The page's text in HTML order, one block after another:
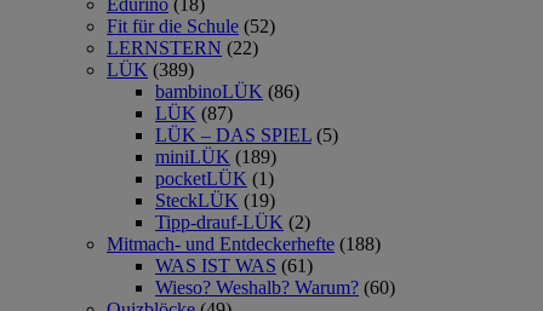
Fit für die Schule (52)
LERNSTERN (22)
LÜK (389)
bambinoLÜK (86)
LÜK (87)
LÜK – DAS SPIEL (5)
miniLÜK (189)
pocketLÜK (1)
SteckLÜK (19)
Tipp-drauf-LÜK (2)
Mitmach- und Entdeckerhefte (188)
WAS IST WAS (61)
Wieso? Weshalb? Warum? (60)